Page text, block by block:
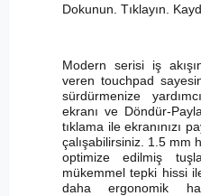
Dokunun. Tıklayın.
Modern serisi iş
veren touchpad
sürdürmenize
ekranı ve Döndür-
tıklama ile ekranınızı
çalışabilirsiniz. 1.5 mm
optimize edilmiş
mükemmel tepki hissi
daha ergonomik